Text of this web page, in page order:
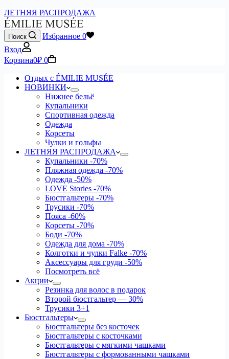
ЛЕТНЯЯ РАСПРОДАЖА
Поиск Избранное 0
Вход
Корзина0₽ 0
Отдых с ÉMILIE MUSÉE
НОВИНКИ
Нижнее бельё
Купальники
Спортивная одежда
Одежда
Корсеты
Чулки и гольфы
ЛЕТНЯЯ РАСПРОДАЖА
Купальники -70%
Пляжная одежда -70%
Одежда -50%
LOVE Stories -70%
Бюстгальтеры -70%
Трусики -70%
Пояса -60%
Корсеты -70%
Боди -70%
Одежда для дома -70%
Колготки и чулки Falke -70%
Аксессуары для груди -50%
Посмотреть всё
Акции
Резинка для волос в подарок
Второй бюстгальтер — 30%
Трусики 3+1
Бюстгальтеры
Бюстгальтеры без косточек
Бюстгальтеры с косточками
Бюстгальтеры с мягкими чашками
Бюстгальтеры с формованными чашками